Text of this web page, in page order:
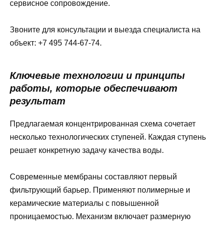
сервисное сопровождение.
Звоните для консультации и выезда специалиста на
объект: +7 495 744-67-74.
Ключевые технологии и принципы
работы, которые обеспечивают
результат
Предлагаемая концентрированная схема сочетает
несколько технологических ступеней. Каждая ступень
решает конкретную задачу качества воды.
Современные мембраны составляют первый
фильтрующий барьер. Применяют полимерные и
керамические материалы с повышенной
проницаемостью. Механизм включает размерную